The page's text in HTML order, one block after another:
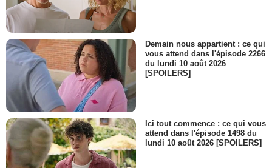
Demain nous appartient : ce qui
vous attend dans l'épisode 2266
du lundi 10 août 2026
[SPOILERS]
Ici tout commence : ce qui vous
attend dans l'épisode 1498 du
lundi 10 août 2026 [SPOILERS]